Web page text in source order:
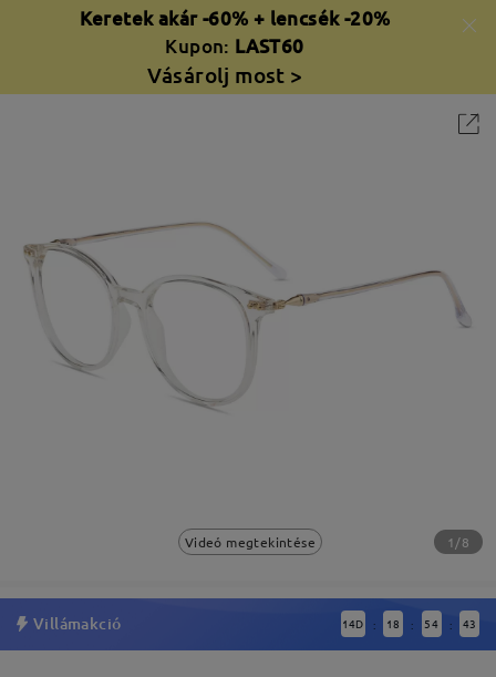
Keretek akár -60% + lencsék -20%
Kupon: LAST60
Vásárolj most >
Videó megtekintése 1/8
Villámakció 14D : 18 : 54 : 43